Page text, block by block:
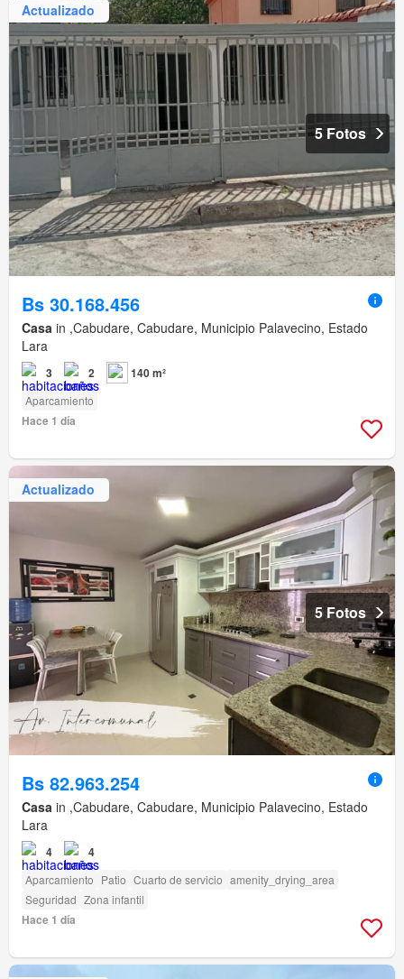
Actualizado
5 Fotos
Bs 30.168.456
Casa in ,Cabudare, Cabudare, Municipio Palavecino, Estado
Lara
3 2 140 m²
Aparcamiento
Hace 1 día
Actualizado
5 Fotos
Bs 82.963.254
Casa in ,Cabudare, Cabudare, Municipio Palavecino, Estado
Lara
4 4
Aparcamiento Patio Cuarto de servicio amenity_drying_area
Seguridad Zona infantil
Hace 1 día